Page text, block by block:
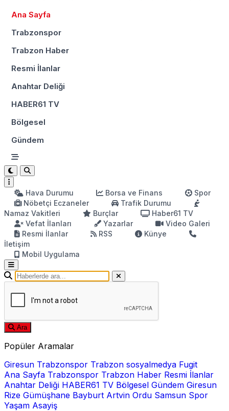
Ana Sayfa
Trabzonspor
Trabzon Haber
Resmi İlanlar
Anahtar Deliği
HABER61 TV
Bölgesel
Gündem
Hava Durumu Borsa ve Finans
Spor
Nöbetçi Eczaneler
Trafik Durumu
Namaz Vakitleri
Burçlar
Haber61 TV
Vefat İlanları
Yazarlar
Video Galeri
Resmi İlanlar
RSS
Künye
İletişim
Mobil Uygulama
Ara
Popüler Aramalar
Giresun Trabzonspor Trabzon sosyalmedya Fugit
Ana Sayfa Trabzonspor Trabzon Haber Resmi İlanlar
Anahtar Deliği HABER61 TV Bölgesel Gündem Giresun
Rize Gümüşhane Bayburt Artvin Ordu Samsun Spor
Yaşam Asayiş